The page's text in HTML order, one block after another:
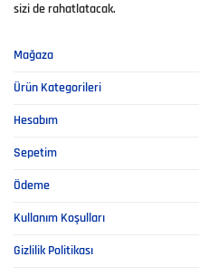
sizi de rahatlatacak.
Mağaza
Ürün Kategorileri
Hesabım
Sepetim
Ödeme
Kullanım Koşulları
Gizlilik Politikası